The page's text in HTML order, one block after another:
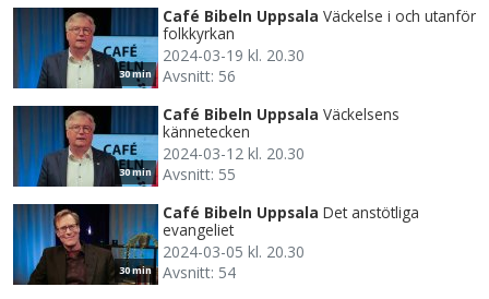
30 min
Café Bibeln Uppsala Väckelse i och utanför
folkkyrkan
2024-03-19 kl. 20.30
Avsnitt: 56
30 min
Café Bibeln Uppsala Väckelsens
kännetecken
2024-03-12 kl. 20.30
Avsnitt: 55
30 min
Café Bibeln Uppsala Det anstötliga
evangeliet
2024-03-05 kl. 20.30
Avsnitt: 54